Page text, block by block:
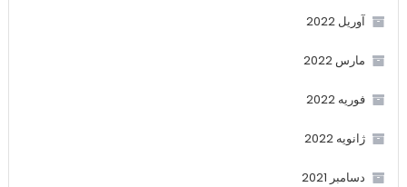
آوریل 2022
مارس 2022
فوریه 2022
ژانویه 2022
دسامبر 2021